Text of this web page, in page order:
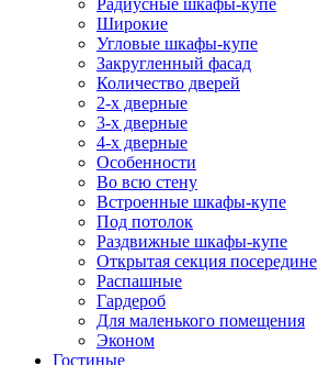
Радиусные шкафы-купе
Широкие
Угловые шкафы-купе
Закругленный фасад
Количество дверей
2-х дверные
3-х дверные
4-х дверные
Особенности
Во всю стену
Встроенные шкафы-купе
Под потолок
Раздвижные шкафы-купе
Открытая секция посередине
Распашные
Гардероб
Для маленького помещения
Эконом
Гостиные